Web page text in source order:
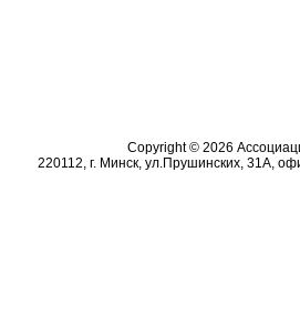
Copyright © 2026
220112, г. Минск, ул.Прушинских, 31А,